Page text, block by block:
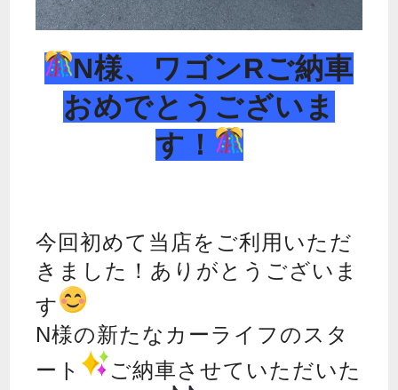
N様、ワゴンRご納車
おめでとうございま
す！
今回初めて当店をご利用いただ
きました！ありがとうございま
す
N様の新たなカーライフのスタ
ート
ご納車させていただいた